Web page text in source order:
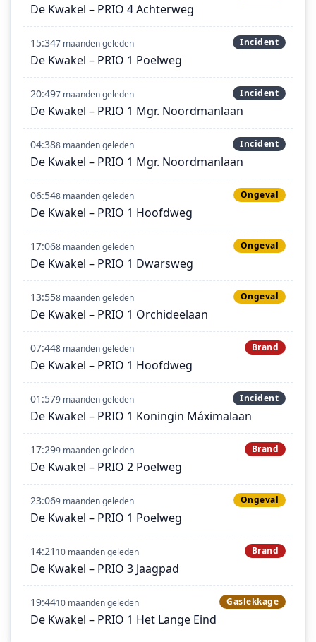
De Kwakel – PRIO 4 Achterweg
15:347 maanden geleden Incident
De Kwakel – PRIO 1 Poelweg
20:497 maanden geleden Incident
De Kwakel – PRIO 1 Mgr. Noordmanlaan
04:388 maanden geleden Incident
De Kwakel – PRIO 1 Mgr. Noordmanlaan
06:548 maanden geleden Ongeval
De Kwakel – PRIO 1 Hoofdweg
17:068 maanden geleden Ongeval
De Kwakel – PRIO 1 Dwarsweg
13:558 maanden geleden Ongeval
De Kwakel – PRIO 1 Orchideelaan
07:448 maanden geleden Brand
De Kwakel – PRIO 1 Hoofdweg
01:579 maanden geleden Incident
De Kwakel – PRIO 1 Koningin Máximalaan
17:299 maanden geleden Brand
De Kwakel – PRIO 2 Poelweg
23:069 maanden geleden Ongeval
De Kwakel – PRIO 1 Poelweg
14:21 10 maanden geleden Brand
De Kwakel – PRIO 3 Jaagpad
19:4410 maanden geleden Gaslekkage
De Kwakel – PRIO 1 Het Lange Eind